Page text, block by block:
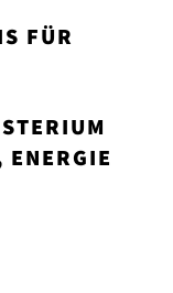
FÜR